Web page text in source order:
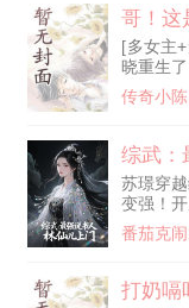
葛亮开
夏历史
系建立
霍去病
哥！这
[多女主
晓重生
被过继
么被拆
了…… 重
自己的
柠的监
中多了
传奇小陈
综武：
苏璟穿
变强！
榜单和
而至，
番茄克闹
打奶嗝